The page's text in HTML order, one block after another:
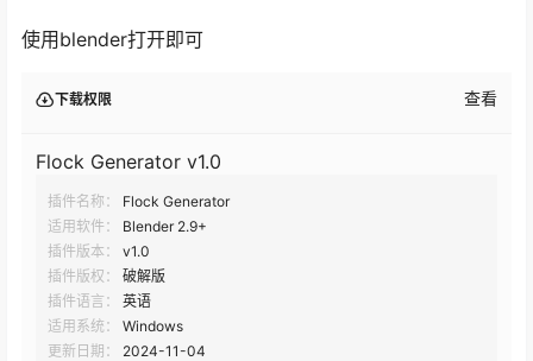
使用blender打开即可
下载权限 查看
Flock Generator v1.0
插件名称：
Flock Generator
适用软件：
Blender 2.9+
插件版本：
v1.0
插件版权：
破解版
插件语言：
英语
适用系统：
Windows
更新日期：
2024-11-04